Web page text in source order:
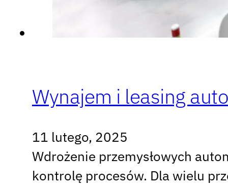
Wynajem i leasing
11 lutego, 2025
Wdrożenie przemysłowych
kontrolę procesów. Dla wielu